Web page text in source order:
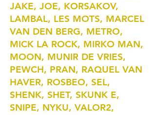
JAKE, JOE, KORSAKOV,
LAMBAL, LES MOTS, MARCEL
VAN DEN BERG, METRO,
MICK LA ROCK, MIRKO MAN,
MOON, MUNIR DE VRIES,
PEWCH, PRAN, RAQUEL VAN
HAVER, ROSBEO, SEL,
SHENK, SHET, SKUNK E,
SNIPE, NYKU, VALOR2,